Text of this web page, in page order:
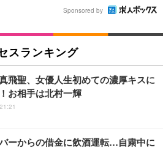
Sponsored by
スランキング
飛聖、女優人生初めての濃厚キスに
お相手は北村一輝
ーからの借金に飲酒運転…自粛中に